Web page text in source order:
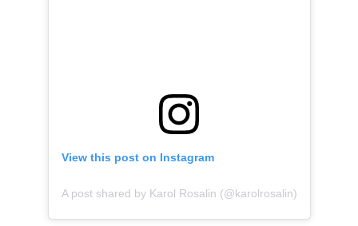
View this post on Instagram
A post shared by Karol Rosalin (@karolrosalin)